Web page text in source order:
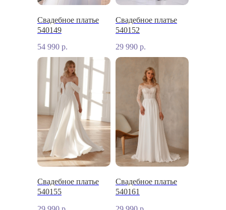
Свадебное платье
540149
54 990 р.
Свадебное платье
540152
29 990 р.
Свадебное платье
540155
Свадебное платье
540161